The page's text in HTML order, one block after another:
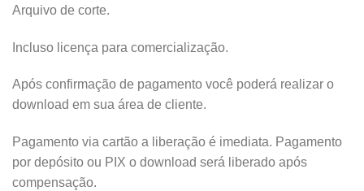
Arquivo de corte.
Incluso licença para comercialização.
Após confirmação de pagamento você poderá realizar o
download em sua área de cliente.
Pagamento via cartão a liberação é imediata. Pagamento
por depósito ou PIX o download será liberado após
compensação.